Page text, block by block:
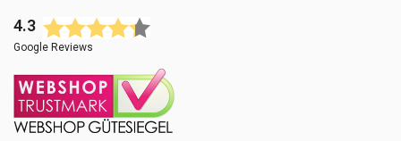
4.3
Google Reviews